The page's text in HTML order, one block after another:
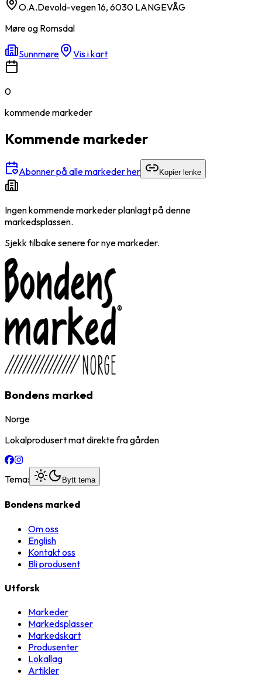
O.A.Devold-vegen 16, 6030 LANGEVÅG
Møre og Romsdal
Sunnmøre Vis i kart
0
kommendemarkeder
Kommende markeder
Abonner på alle markeder her Kopier lenke
Ingen kommende markeder planlagt på denne
markedsplassen.
Sjekk tilbake senere for nye markeder.
Bondens marked
Norge
Lokalprodusert mat direkte fra gården
Tema: Bytt tema
Bondens marked
Om oss
English
Kontakt oss
Bli produsent
Utforsk
Markeder
Markedsplasser
Markedskart
Produsenter
Lokallag
Artikler